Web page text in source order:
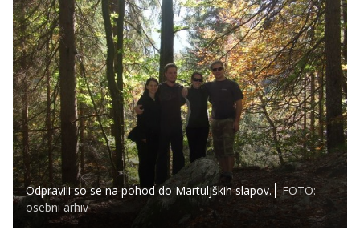
Odpravili so se na pohod do Martuljških slapov.
FOTO:
osebni arhiv